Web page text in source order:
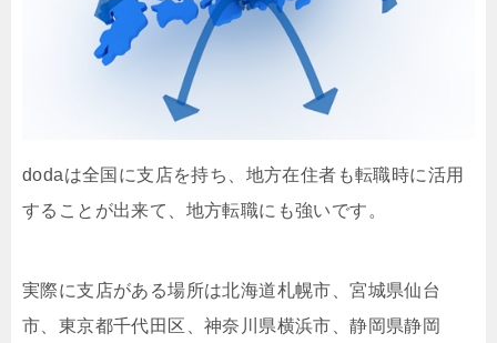
dodaは全国に支店を持ち、地方在住者も転職時に活用
することが出来て、地方転職にも強いです。
実際に支店がある場所は北海道札幌市、宮城県仙台
市、東京都千代田区、神奈川県横浜市、静岡県静岡